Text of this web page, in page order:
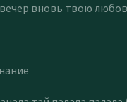
вновь твою